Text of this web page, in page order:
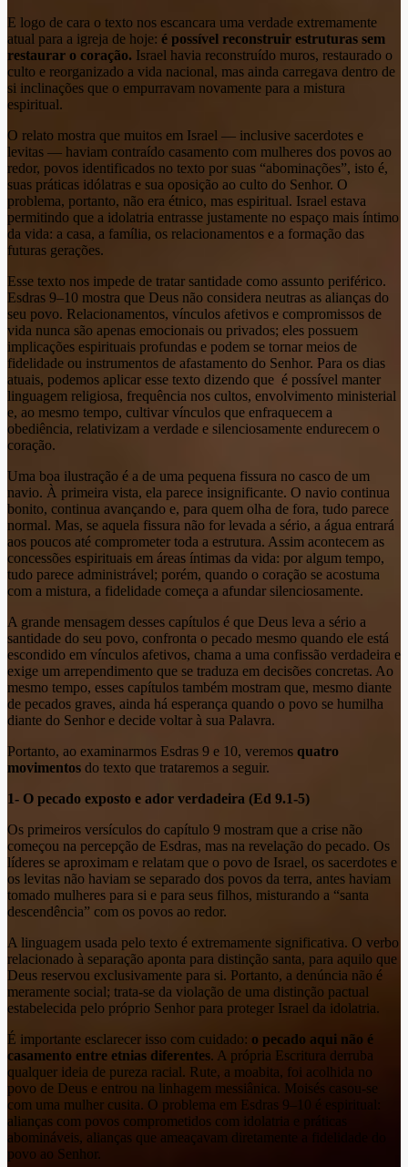
E logo de cara o texto nos escancara uma verdade extremamente
atual para a igreja de hoje: é possível reconstruir estruturas sem
restaurar o coração. Israel havia reconstruído muros, restaurado o
culto e reorganizado a vida nacional, mas ainda carregava dentro de
si inclinações que o empurravam novamente para a mistura
espiritual.
O relato mostra que muitos em Israel — inclusive sacerdotes e
levitas — haviam contraído casamento com mulheres dos povos ao
redor, povos identificados no texto por suas “abominações”, isto é,
suas práticas idólatras e sua oposição ao culto do Senhor. O
problema, portanto, não era étnico, mas espiritual. Israel estava
permitindo que a idolatria entrasse justamente no espaço mais íntimo
da vida: a casa, a família, os relacionamentos e a formação das
futuras gerações.
Esse texto nos impede de tratar santidade como assunto periférico.
Esdras 9–10 mostra que Deus não considera neutras as alianças do
seu povo. Relacionamentos, vínculos afetivos e compromissos de
vida nunca são apenas emocionais ou privados; eles possuem
implicações espirituais profundas e podem se tornar meios de
fidelidade ou instrumentos de afastamento do Senhor. Para os dias
atuais, podemos aplicar esse texto dizendo que é possível manter
linguagem religiosa, frequência nos cultos, envolvimento ministerial
e, ao mesmo tempo, cultivar vínculos que enfraquecem a
obediência, relativizam a verdade e silenciosamente endurecem o
coração.
Uma boa ilustração é a de uma pequena fissura no casco de um
navio. À primeira vista, ela parece insignificante. O navio continua
bonito, continua avançando e, para quem olha de fora, tudo parece
normal. Mas, se aquela fissura não for levada a sério, a água entrará
aos poucos até comprometer toda a estrutura. Assim acontecem as
concessões espirituais em áreas íntimas da vida: por algum tempo,
tudo parece administrável; porém, quando o coração se acostuma
com a mistura, a fidelidade começa a afundar silenciosamente.
A grande mensagem desses capítulos é que Deus leva a sério a
santidade do seu povo, confronta o pecado mesmo quando ele está
escondido em vínculos afetivos, chama a uma confissão verdadeira e
exige um arrependimento que se traduza em decisões concretas. Ao
mesmo tempo, esses capítulos também mostram que, mesmo diante
de pecados graves, ainda há esperança quando o povo se humilha
diante do Senhor e decide voltar à sua Palavra.
Portanto, ao examinarmos Esdras 9 e 10, veremos quatro
movimentos do texto que trataremos a seguir.
1- O pecado exposto e ador verdadeira (Ed 9.1-5)
Os primeiros versículos do capítulo 9 mostram que a crise não
começou na percepção de Esdras, mas na revelação do pecado. Os
líderes se aproximam e relatam que o povo de Israel, os sacerdotes e
os levitas não haviam se separado dos povos da terra, antes haviam
tomado mulheres para si e para seus filhos, misturando a “santa
descendência” com os povos ao redor.
A linguagem usada pelo texto é extremamente significativa. O verbo
relacionado à separação aponta para distinção santa, para aquilo que
Deus reservou exclusivamente para si. Portanto, a denúncia não é
meramente social; trata-se da violação de uma distinção pactual
estabelecida pelo próprio Senhor para proteger Israel da idolatria.
É importante esclarecer isso com cuidado: o pecado aqui não é
casamento entre etnias diferentes. A própria Escritura derruba
qualquer ideia de pureza racial. Rute, a moabita, foi acolhida no
povo de Deus e entrou na linhagem messiânica. Moisés casou-se
com uma mulher cusita. O problema em Esdras 9–10 é espiritual:
alianças com povos comprometidos com idolatria e práticas
abomináveis, alianças que ameaçavam diretamente a fidelidade do
povo ao Senhor.